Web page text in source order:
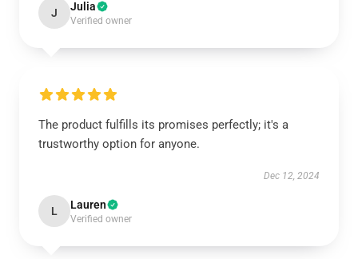
J Julia
Verified owner
The product fulfills its promises perfectly; it's a
trustworthy option for anyone.
Dec 12, 2024
L Lauren
Verified owner